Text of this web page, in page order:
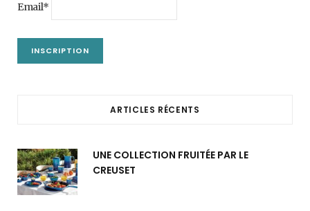
Email*
ARTICLES RÉCENTS
UNE COLLECTION FRUITÉE PAR LE
CREUSET